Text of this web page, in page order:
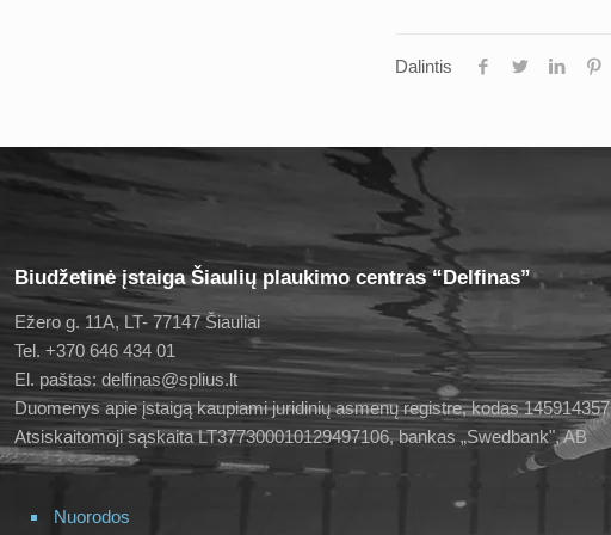
Dalintis
Biudžetinė įstaiga Šiaulių plaukimo centras “Delfinas”
Ežero g. 11A, LT- 77147 Šiauliai
Tel. +370 646 434 01
El. paštas: delfinas@splius.lt
Duomenys apie įstaigą kaupiami juridinių asmenų registre, kodas 145914357
Atsiskaitomoji sąskaita LT377300010129497106, bankas „Swedbank", AB
Nuorodos